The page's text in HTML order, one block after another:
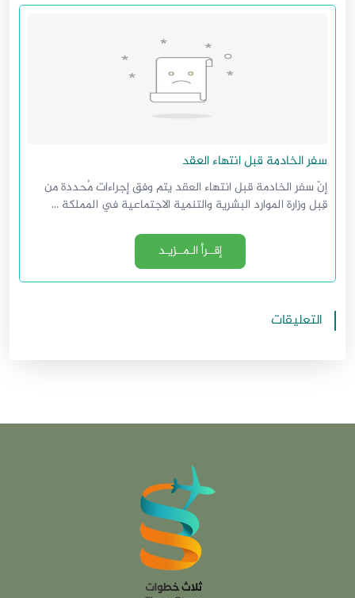
سفر الخادمة قبل انتهاء العقد
إنّ سفر الخادمة قبل انتهاء العقد يتم وفق إجراءات مُحددة من
قِبل وزارة الموارد البشرية والتنمية الاجتماعية في المملكة ...
إقــرأ الـمــزيـد
التعليقات